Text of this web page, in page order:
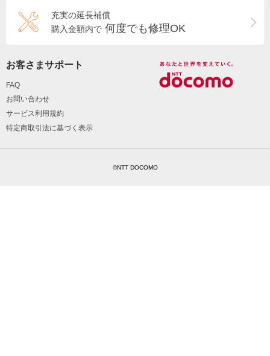
充実の延長補償
購入金額内で 何度でも修理OK
お客さまサポート
FAQ
お問い合わせ
サービス利用規約
特定商取引法に基づく表示
©NTT DOCOMO